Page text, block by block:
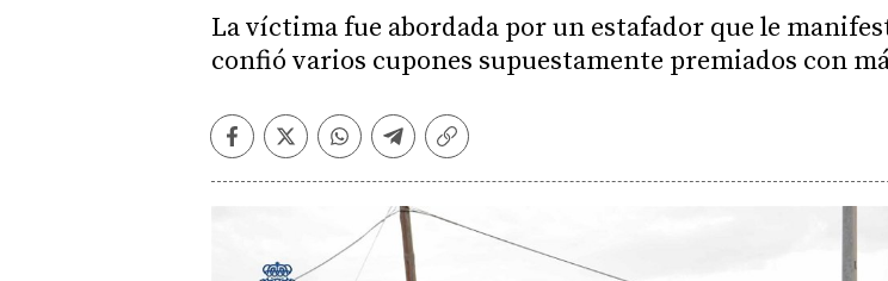
La víctima fue abordada por un estafador que le
confió varios cupones supuestamente premiados con
Facebook
TwitterWhatsapp
Telegram
Copiar